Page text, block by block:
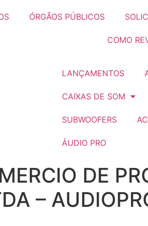
ÓRGÃOS PÚBLICOS
COMO
LANÇAMENTOS
CAIXAS DE SOM
SUBWOOFERS
ÁUDIO PRO
DE
–